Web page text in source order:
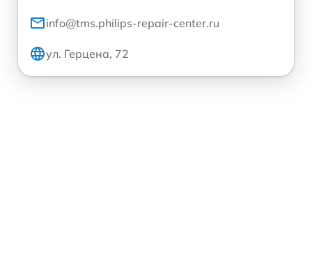
info@tms.philips-repair-center.ru
ул. Герцена, 72